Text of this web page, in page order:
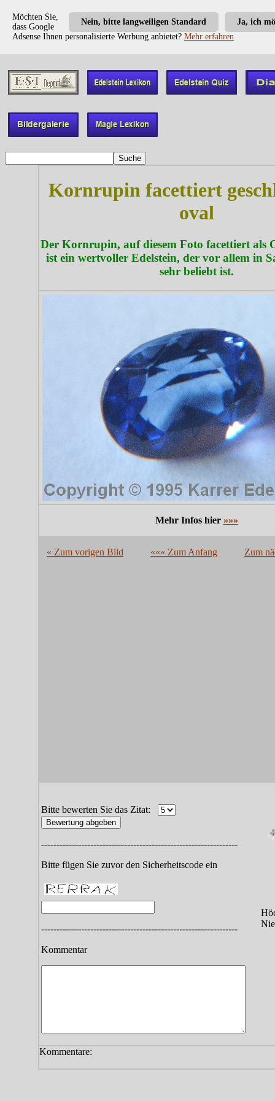
Ja, ich
Nein, bitte langweiligen Standard
Möchten Sie,
dass Google
Adsense Ihnen personalisierte Werbung anbietet? Mehr erfahren
Kornrupin facettiert
oval
Der Kornrupin, auf diesem Foto facettiert als
ist ein wertvoller Edelstein, der vor allem in
sehr beliebt ist.
Mehr Infos hier »»»
« Zum vorigen Bild ««« Zum Anfang Zum
Bitte bewerten Sie das Zitat:
----------------------------------------------------------------
Bitte fügen Sie zuvor den Sicherheitscode ein
----------------------------------------------------------------
Kommentar
Kommentare: